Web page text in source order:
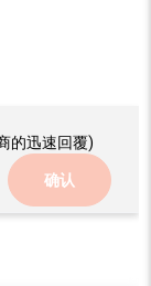
的迅速回覆)
确认